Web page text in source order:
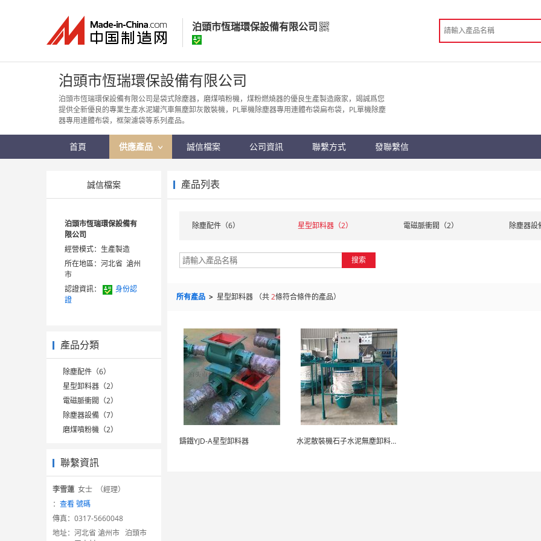
泊頭市恆瑞環保設備有限公司
泊頭市恆瑞環保設備有限公司
經營模式： 生產製造
所在地區：河北省 滄州市
手機訪問展示廳
泊頭市恆瑞環保設備有限公司
泊頭市恆瑞環保設備有限公司是袋式除塵器，磨煤噴粉機，煤粉燃燒器的優良生產製造廠家，竭誠爲您
提供全新優良的專業生產水泥罐汽車無塵卸灰散裝機，PL單機除塵器專用連體布袋扁布袋，PL單機除塵
器專用連體布袋，框架濾袋等系列產品。
首頁 供應產品 誠信檔案 公司資訊 聯繫方式 發聯繫信
誠信檔案
泊頭市恆瑞環保設備有
限公司
經營模式：生產製造
所在地區：河北省 滄州
市
認證資訊：
身份認
證
產品分類
除塵配件（6）
星型卸料器（2）
電磁脈衝閥（2）
除塵器設備（7）
磨煤噴粉機（2）
聯繫資訊
李雪蓮 女士 （經理）
： 查看 號碼
傳真： 0317-5660048
地址： 河北省 滄州市 泊頭市
產品列表
除塵配件（6） 星型卸料器（2） 電磁脈衝閥（2） 除塵器設
搜索
所有產品 > 星型卸料器 （共2條符合條件的產品）
鑄鐵YJD-A星型卸料器 水泥散裝機石子水泥無塵卸料自動伸縮卸灰車